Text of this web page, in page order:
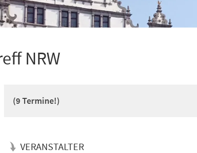
NRW
(9 Termine!)
VERANSTALTER